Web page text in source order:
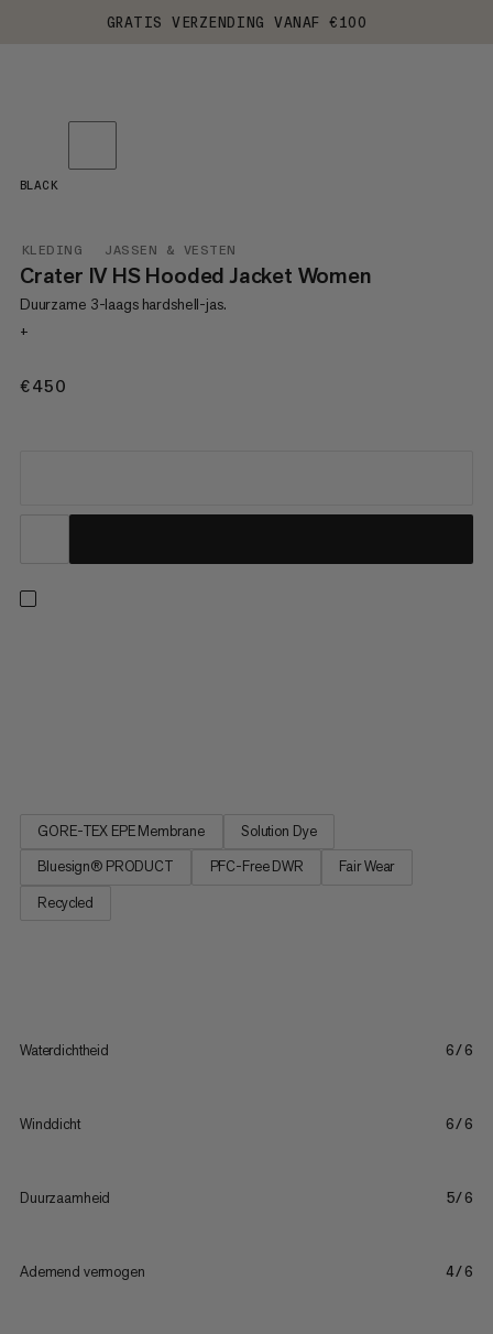
GRATIS VERZENDING VANAF €100
KLEDING JASSEN & VESTEN
Crater IV HS Hooded Jacket Women
Duurzame 3-laags hardshell-jas.
+
€450
BLACK
GORE-TEX EPE Membrane
Solution Dye
Bluesign® PRODUCT
PFC-Free DWR
Fair Wear
Recycled
Waterdichtheid 6/6
Winddicht 6/6
Duurzaamheid 5/6
Ademend vermogen 4/6